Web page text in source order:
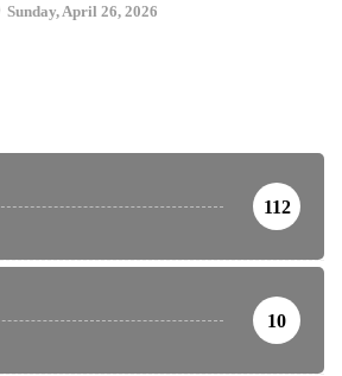
Sunday, April 26, 2026
112
10